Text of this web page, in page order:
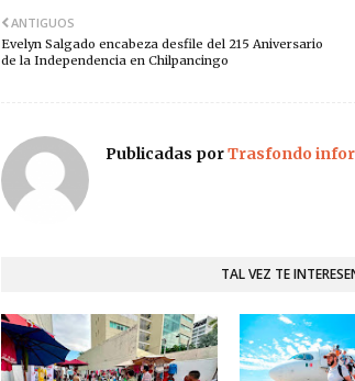
ANTIGUOS
Evelyn Salgado encabeza desfile del 215 Aniversario
de la Independencia en Chilpancingo
Publicadas porTrasfondo
TAL VEZ TE